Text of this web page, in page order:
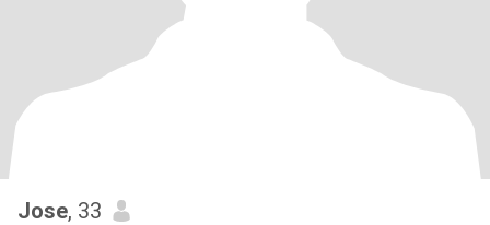
Jose, 33